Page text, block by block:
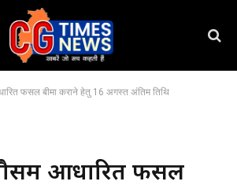
फसल बीमा कराने हेतु 16 अगस्त अंतिम तिथि
आधारित फसल